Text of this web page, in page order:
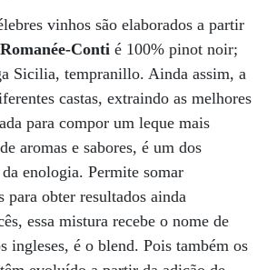
vinhos são elaborados a partir
Romanée-Conti é 100% pinot noir;
Sicilia, tempranillo. Ainda assim, a
castas, extraindo as melhores
para compor um leque mais
aromas e sabores, é um dos
enologia. Permite somar
para obter resultados ainda
essa mistura recebe o nome de
ingleses, é o blend. Pois também os